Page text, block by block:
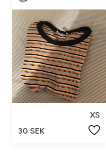
XS
30 SEK